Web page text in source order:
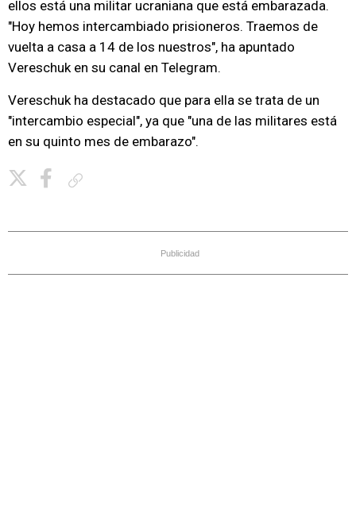
ellos está una militar ucraniana que está embarazada.
"Hoy hemos intercambiado prisioneros. Traemos de
vuelta a casa a 14 de los nuestros", ha apuntado
Vereschuk en su canal en Telegram.
Vereschuk ha destacado que para ella se trata de un
"intercambio especial", ya que "una de las militares está
en su quinto mes de embarazo".
Publicidad